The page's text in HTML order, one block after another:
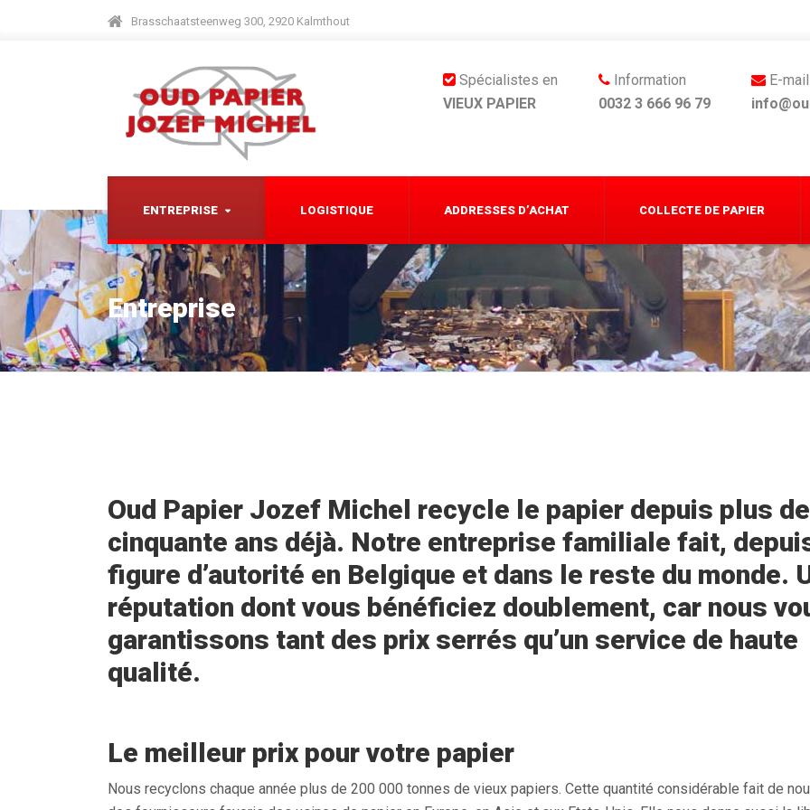
Brasschaatsteenweg 300, 2920 Kalmthout
ENTREPRISE LOGISTIQUE ADDRESSES D’ACHAT COLLECTE DE PAPIER
Spécialistes en
VIEUX PAPIER
Information
0032 3 666 96 79
E-mail
Entreprise
Oud Papier Jozef Michel recycle le papier depuis plus de
cinquante ans déjà. Notre entreprise familiale fait,
figure d’autorité en Belgique et dans le reste du monde.
réputation dont vous bénéficiez doublement, car nous
garantissons tant des prix serrés qu’un service de haute
qualité.
Le meilleur prix pour votre papier
Nous recyclons chaque année plus de 200 000 tonnes de vieux papiers. Cette quantité considérable fait de